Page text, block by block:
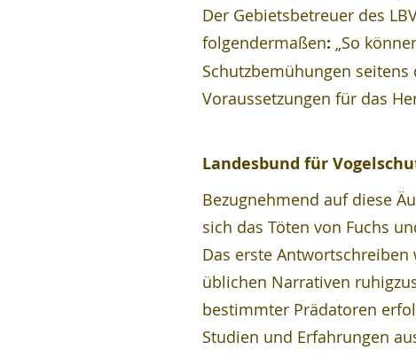
Der Gebietsbetreuer des
folgendermaßen: „So
Schutzbemühungen
Voraussetzungen für das
Landesbund für
Bezugnehmend auf diese
sich das Töten von Fuchs
Das erste
üblichen Narrativen
bestimmter Prädatoren
Studien und Erfahrungen